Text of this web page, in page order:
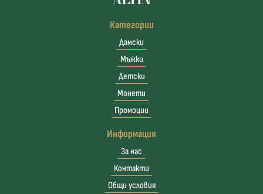
Категории
Дамски
Мъжки
Детски
Монети
Промоции
Информация
За нас
Контакти
Общи условия